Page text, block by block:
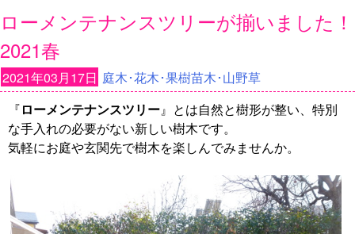
ローメンテナンスツリーが揃いました！
2021春
2021年03月17日 庭木･花木･果樹苗木･山野草
『ローメンテナンスツリー』とは自然と樹形が整い、特別
な手入れの必要がない新しい樹木です。
気軽にお庭や玄関先で樹木を楽しんでみませんか。